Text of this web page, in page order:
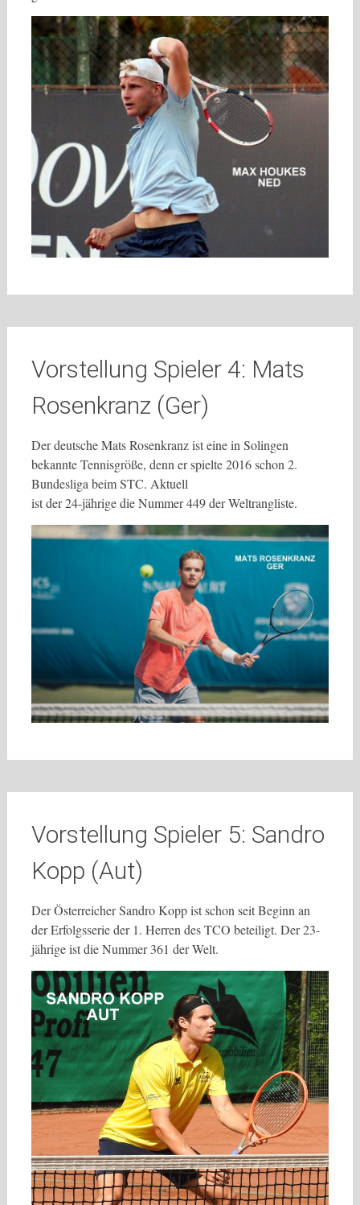
Vorstellung Spieler 4: Mats
Rosenkranz (Ger)
Der deutsche Mats Rosenkranz ist eine in Solingen
bekannte Tennisgröße, denn er spielte 2016 schon 2.
Bundesliga beim STC. Aktuell
ist der 24-jährige die Nummer 449 der Weltrangliste.
Vorstellung Spieler 5: Sandro
Kopp (Aut)
Der Österreicher Sandro Kopp ist schon seit Beginn an
der Erfolgsserie der 1. Herren des TCO beteiligt. Der 23-
jährige ist die Nummer 361 der Welt.